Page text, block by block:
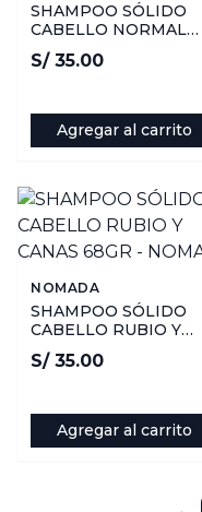
SHAMPOO SÓLIDO
CABELLO NORMAL
68GR - NOMADA
S/ 35.00
Agregar al carrito
NOMADA
SHAMPOO SÓLIDO
CABELLO RUBIO Y
CANAS 68GR -
NOMADA
S/ 35.00
Agregar al carrito